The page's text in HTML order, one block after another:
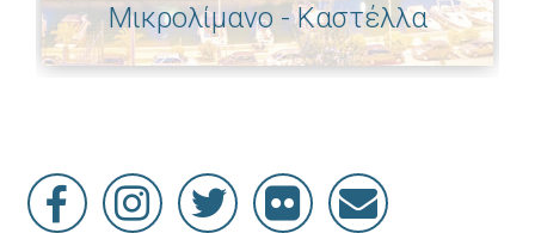
Μικρολίμανο - Καστέλλα